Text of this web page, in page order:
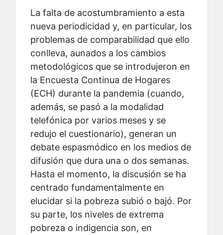
La falta de acostumbramiento a esta
nueva periodicidad y, en particular, los
problemas de comparabilidad que ello
conlleva, aunados a los cambios
metodológicos que se introdujeron en
la Encuesta Continua de Hogares
(ECH) durante la pandemia (cuando,
además, se pasó a la modalidad
telefónica por varios meses y se
redujo el cuestionario), generan un
debate espasmódico en los medios de
difusión que dura una o dos semanas.
Hasta el momento, la discusión se ha
centrado fundamentalmente en
elucidar si la pobreza subió o bajó. Por
su parte, los niveles de extrema
pobreza o indigencia son, en